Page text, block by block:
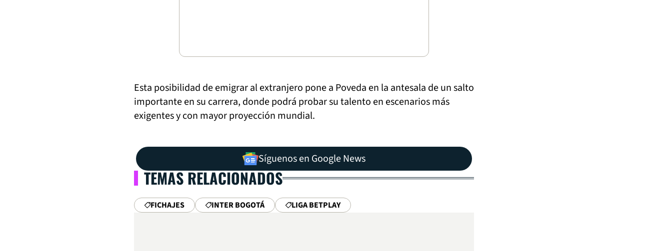
Esta posibilidad de emigrar al extranjero pone a Poveda en la antesala de un salto
importante en su carrera, donde podrá probar su talento en escenarios más
exigentes y con mayor proyección mundial.
Síguenos en Google News
TEMAS RELACIONADOS
FICHAJES INTER BOGOTÁ LIGA BETPLAY